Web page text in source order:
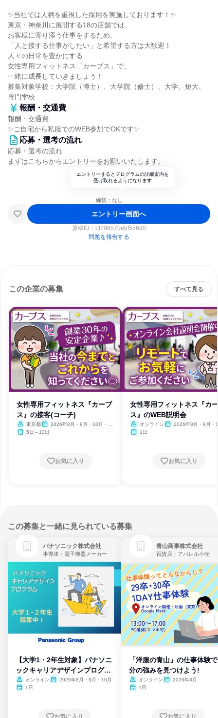
✨当社では人柄を重視した採用を実施しております！✨
東京・神奈川に展開する18の店舗では、
お客様に寄り添う仕事をするため、
「人と接する仕事がしたい」と希望する方は大歓迎！
人々の日常を豊かにする
女性専用フィットネス「カーブス」で、
一緒に成長していきましょう！
募集対象学校：大学院（博士）、大学院（修士）、大学、短大、
専門学校
報酬・交通費
報酬・交通費
✨ご自宅から私服でのWEB参加でOKです✨
応募・選考の流れ
応募・選考の流れ
まずはこちらからエントリーをお願いいたします。
エントリーするとプログラムの詳細案内を
受け取れるようになります
締切：なし
エントリー画面へ
原稿ID： bf79857bebf556d0
問題を報告する
この企業の募集 すべて見る
女性専用フィットネス『カーブ
ス』の接客(コーチ)
東京都
2026年8月・9月・10月・11
月・12月
5日～10日
お気に入り
女性専用フィットネス『カ
ス』のWEB説明会
オンライン
2026年8月・9月・
1日
お気に入り
この募集と一緒に見られている募集
パナソニック株式会社
半導体・電子機器メーカー
【大学1・2年生対象】パナソニ
ックキャリアデザインプログラ
ム
オンライン
2026年8月・9月・10月
1日
お気に入り
青山商事株式会社
百貨店・アパレル小売
「洋服の青山」の仕事体験
分の強みを見つけよう!
オンライン
2026年8月
1日
お気に入り